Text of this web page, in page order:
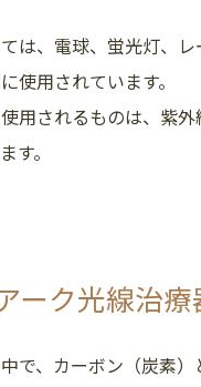
は、電球、蛍光灯、
使用されています。
用されるものは、紫
す。
ーク光線治
で、カーボン（炭素